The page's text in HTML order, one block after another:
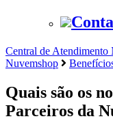
Central de Atendimento
Nuvemshop
Quais são os
Parceiros da